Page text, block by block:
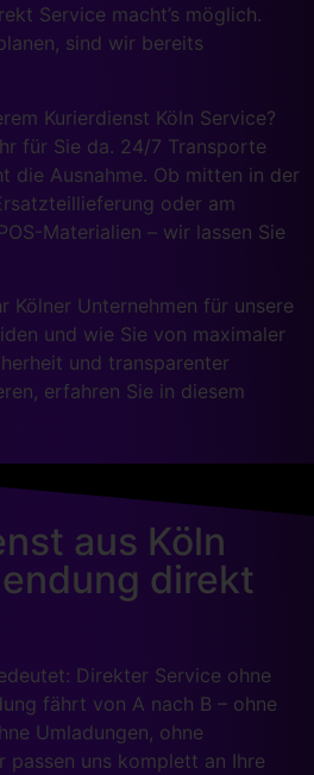
Service macht’s möglich.
sind wir bereits
Kurierdienst Köln Service?
für Sie da. 24/7 Transporte
die Ausnahme. Ob mitten in der
oder am
Materialien – wir lassen Sie
Kölner Unternehmen für unsere
und wie Sie von maximaler
und transparenter
erfahren Sie in diesem
aus Köln
direkt
Direkter Service ohne
fährt von A nach B – ohne
Umladungen, ohne
passen uns komplett an Ihre